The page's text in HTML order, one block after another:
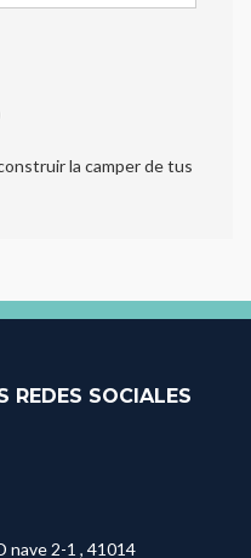
la camper de tus
REDES SOCIALES
nave 2-1 , 41014